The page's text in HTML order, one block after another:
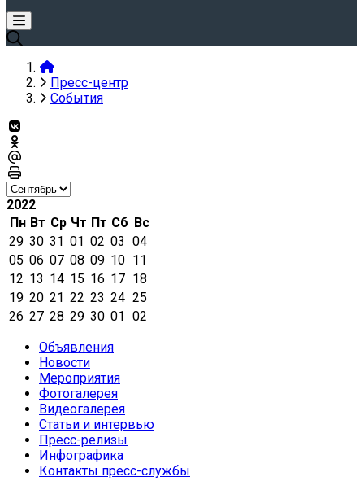
Пресс-центр
События
2022
Пн Вт Ср Чт Пт Сб Вс
29 30 31 01 02 03 04
05 06 07 08 09 10 11
12 13 14 15 16 17 18
19 20 21 22 23 24 25
26 27 28 29 30 01 02
Объявления
Новости
Мероприятия
Фотогалерея
Видеогалерея
Статьи и интервью
Пресс-релизы
Инфографика
Контакты пресс-службы